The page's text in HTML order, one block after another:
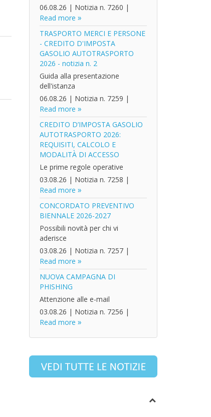
06.08.26 | Notizia n. 7260 |
Read more
TRASPORTO MERCI E PERSONE
- CREDITO D'IMPOSTA
GASOLIO AUTOTRASPORTO
2026 - notizia n. 2
Guida alla presentazione
dell'istanza
06.08.26 | Notizia n. 7259 |
Read more
CREDITO D’IMPOSTA GASOLIO
AUTOTRASPORTO 2026:
REQUISITI, CALCOLO E
MODALITÀ DI ACCESSO
Le prime regole operative
03.08.26 | Notizia n. 7258 |
Read more
CONCORDATO PREVENTIVO
BIENNALE 2026-2027
Possibili novità per chi vi
aderisce
03.08.26 | Notizia n. 7257|
Read more
NUOVA CAMPAGNA DI
PHISHING
Attenzione alle e-mail
03.08.26 | Notizia n. 7256 |
Read more